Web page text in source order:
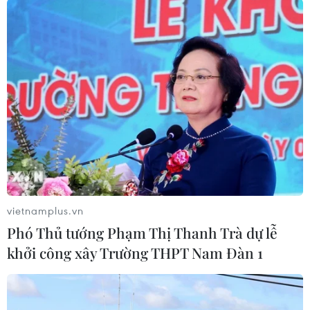
#Châu Á #Thị trường #Giao dịch
#Chứng khoán
Nhật Bản
Theo dõi VietnamPlus
TIN CÙNG CHUYÊN MỤC
vietnamplus.vn
Phó Thủ tướng Phạm Thị Thanh Trà dự lễ
khởi công xây Trường THPT Nam Đàn 1